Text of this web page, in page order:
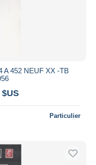
A 452 NEUF XX -TB
Particulier